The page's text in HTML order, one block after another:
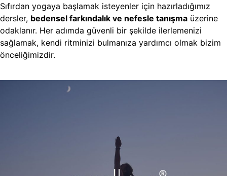
Sıfırdan yogaya başlamak isteyenler için hazırladığımız
dersler, bedensel farkındalık ve nefesle tanışma üzerine
odaklanır. Her adımda güvenli bir şekilde ilerlemenizi
sağlamak, kendi ritminizi bulmanıza yardımcı olmak bizim
önceliğimizdir.